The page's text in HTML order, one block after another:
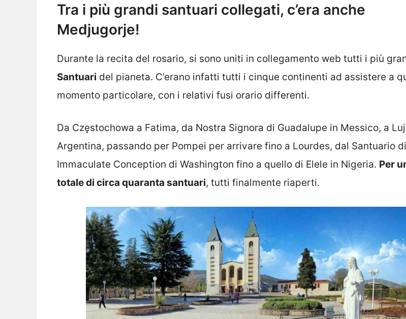
Tra i più grandi santuari collegati, c’era anche
Medjugorje!
Durante la recita del rosario, si sono uniti in collegamento web tutti i più
Santuari del pianeta. C’erano infatti tutti i cinque continenti ad assistere a
momento particolare, con i relativi fusi orario differenti.
Da Częstochowa a Fatima, da Nostra Signora di Guadalupe in Messico, a
Argentina, passando per Pompei per arrivare fino a Lourdes, dal Santuario di
Immaculate Conception di Washington fino a quello di Elele in Nigeria. Per
totale di circa quaranta santuari, tutti finalmente riaperti.